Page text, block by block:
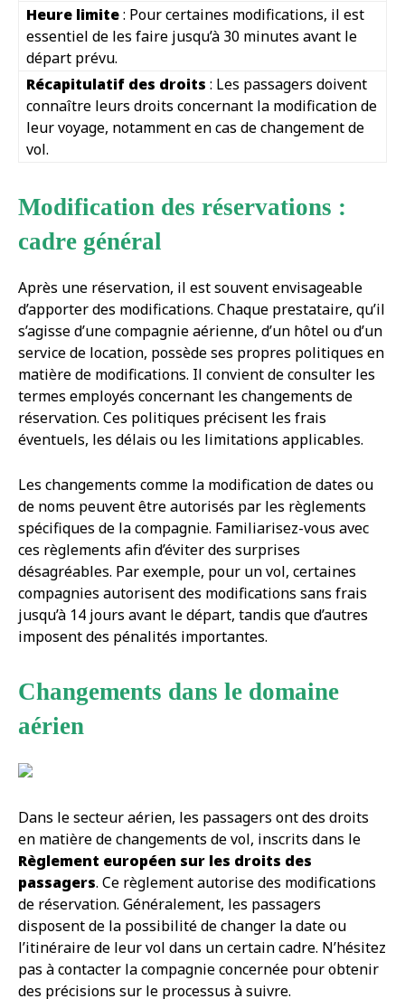
Heure limite: Pour certaines modifications, il est
essentiel de les faire jusqu’à 30 minutes avant le
départ prévu.
Récapitulatif des droits : Les passagers doivent
connaître leurs droits concernant la modification de
leur voyage, notamment en cas de changement de
vol.
Modification des réservations :
cadre général
Après une réservation, il est souvent envisageable
d’apporter des modifications. Chaque prestataire, qu’il
s’agisse d’une compagnie aérienne, d’un hôtel ou d’un
service de location, possède ses propres politiques en
matière de modifications. Il convient de consulter les
termes employés concernant les changements de
réservation. Ces politiques précisent les frais
éventuels, les délais ou les limitations applicables.
Les changements comme la modification de dates ou
de noms peuvent être autorisés par les règlements
spécifiques de la compagnie. Familiarisez-vous avec
ces règlements afin d’éviter des surprises
désagréables. Par exemple, pour un vol, certaines
compagnies autorisent des modifications sans frais
jusqu’à 14 jours avant le départ, tandis que d’autres
imposent des pénalités importantes.
Changements dans le domaine
aérien
Dans le secteur aérien, les passagers ont des droits
en matière de changements de vol, inscrits dans le
Règlement européen sur les droits des
passagers. Ce règlement autorise des modifications
de réservation. Généralement, les passagers
disposent de la possibilité de changer la date ou
l’itinéraire de leur vol dans un certain cadre. N’hésitez
pas à contacter la compagnie concernée pour obtenir
des précisions sur le processus à suivre.